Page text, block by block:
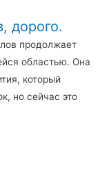
дорого.
продолжает
областью. Она
который
но сейчас это